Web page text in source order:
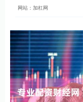
网站：加杠网